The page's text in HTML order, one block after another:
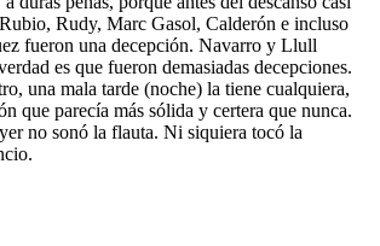
Rudy, Marc Gasol, Calderón e incluso
fueron una decepción. Navarro y Llull
es que fueron demasiadas decepciones.
una mala tarde (noche) la tiene cualquiera,
que parecía más sólida y certera que nunca.
no sonó la flauta. Ni siquiera tocó la